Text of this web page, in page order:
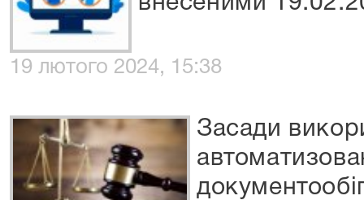
19 лютого 2024, 15:38
Засади